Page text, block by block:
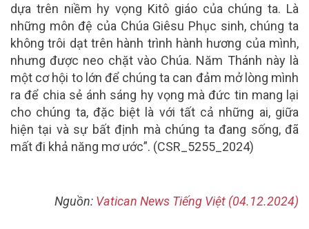
dựa trên niềm hy vọng Kitô giáo của chúng ta. Là
những môn đệ của Chúa Giêsu Phục sinh, chúng ta
không trôi dạt trên hành trình hành hương của mình,
nhưng được neo chặt vào Chúa. Năm Thánh này là
một cơ hội to lớn để chúng ta can đảm mở lòng mình
ra để chia sẻ ánh sáng hy vọng mà đức tin mang lại
cho chúng ta, đặc biệt là với tất cả những ai, giữa
hiện tại và sự bất định mà chúng ta đang sống, đã
mất đi khả năng mơ ước”. (CSR_5255_2024)
Nguồn: Vatican News Tiếng Việt (04.12.2024)